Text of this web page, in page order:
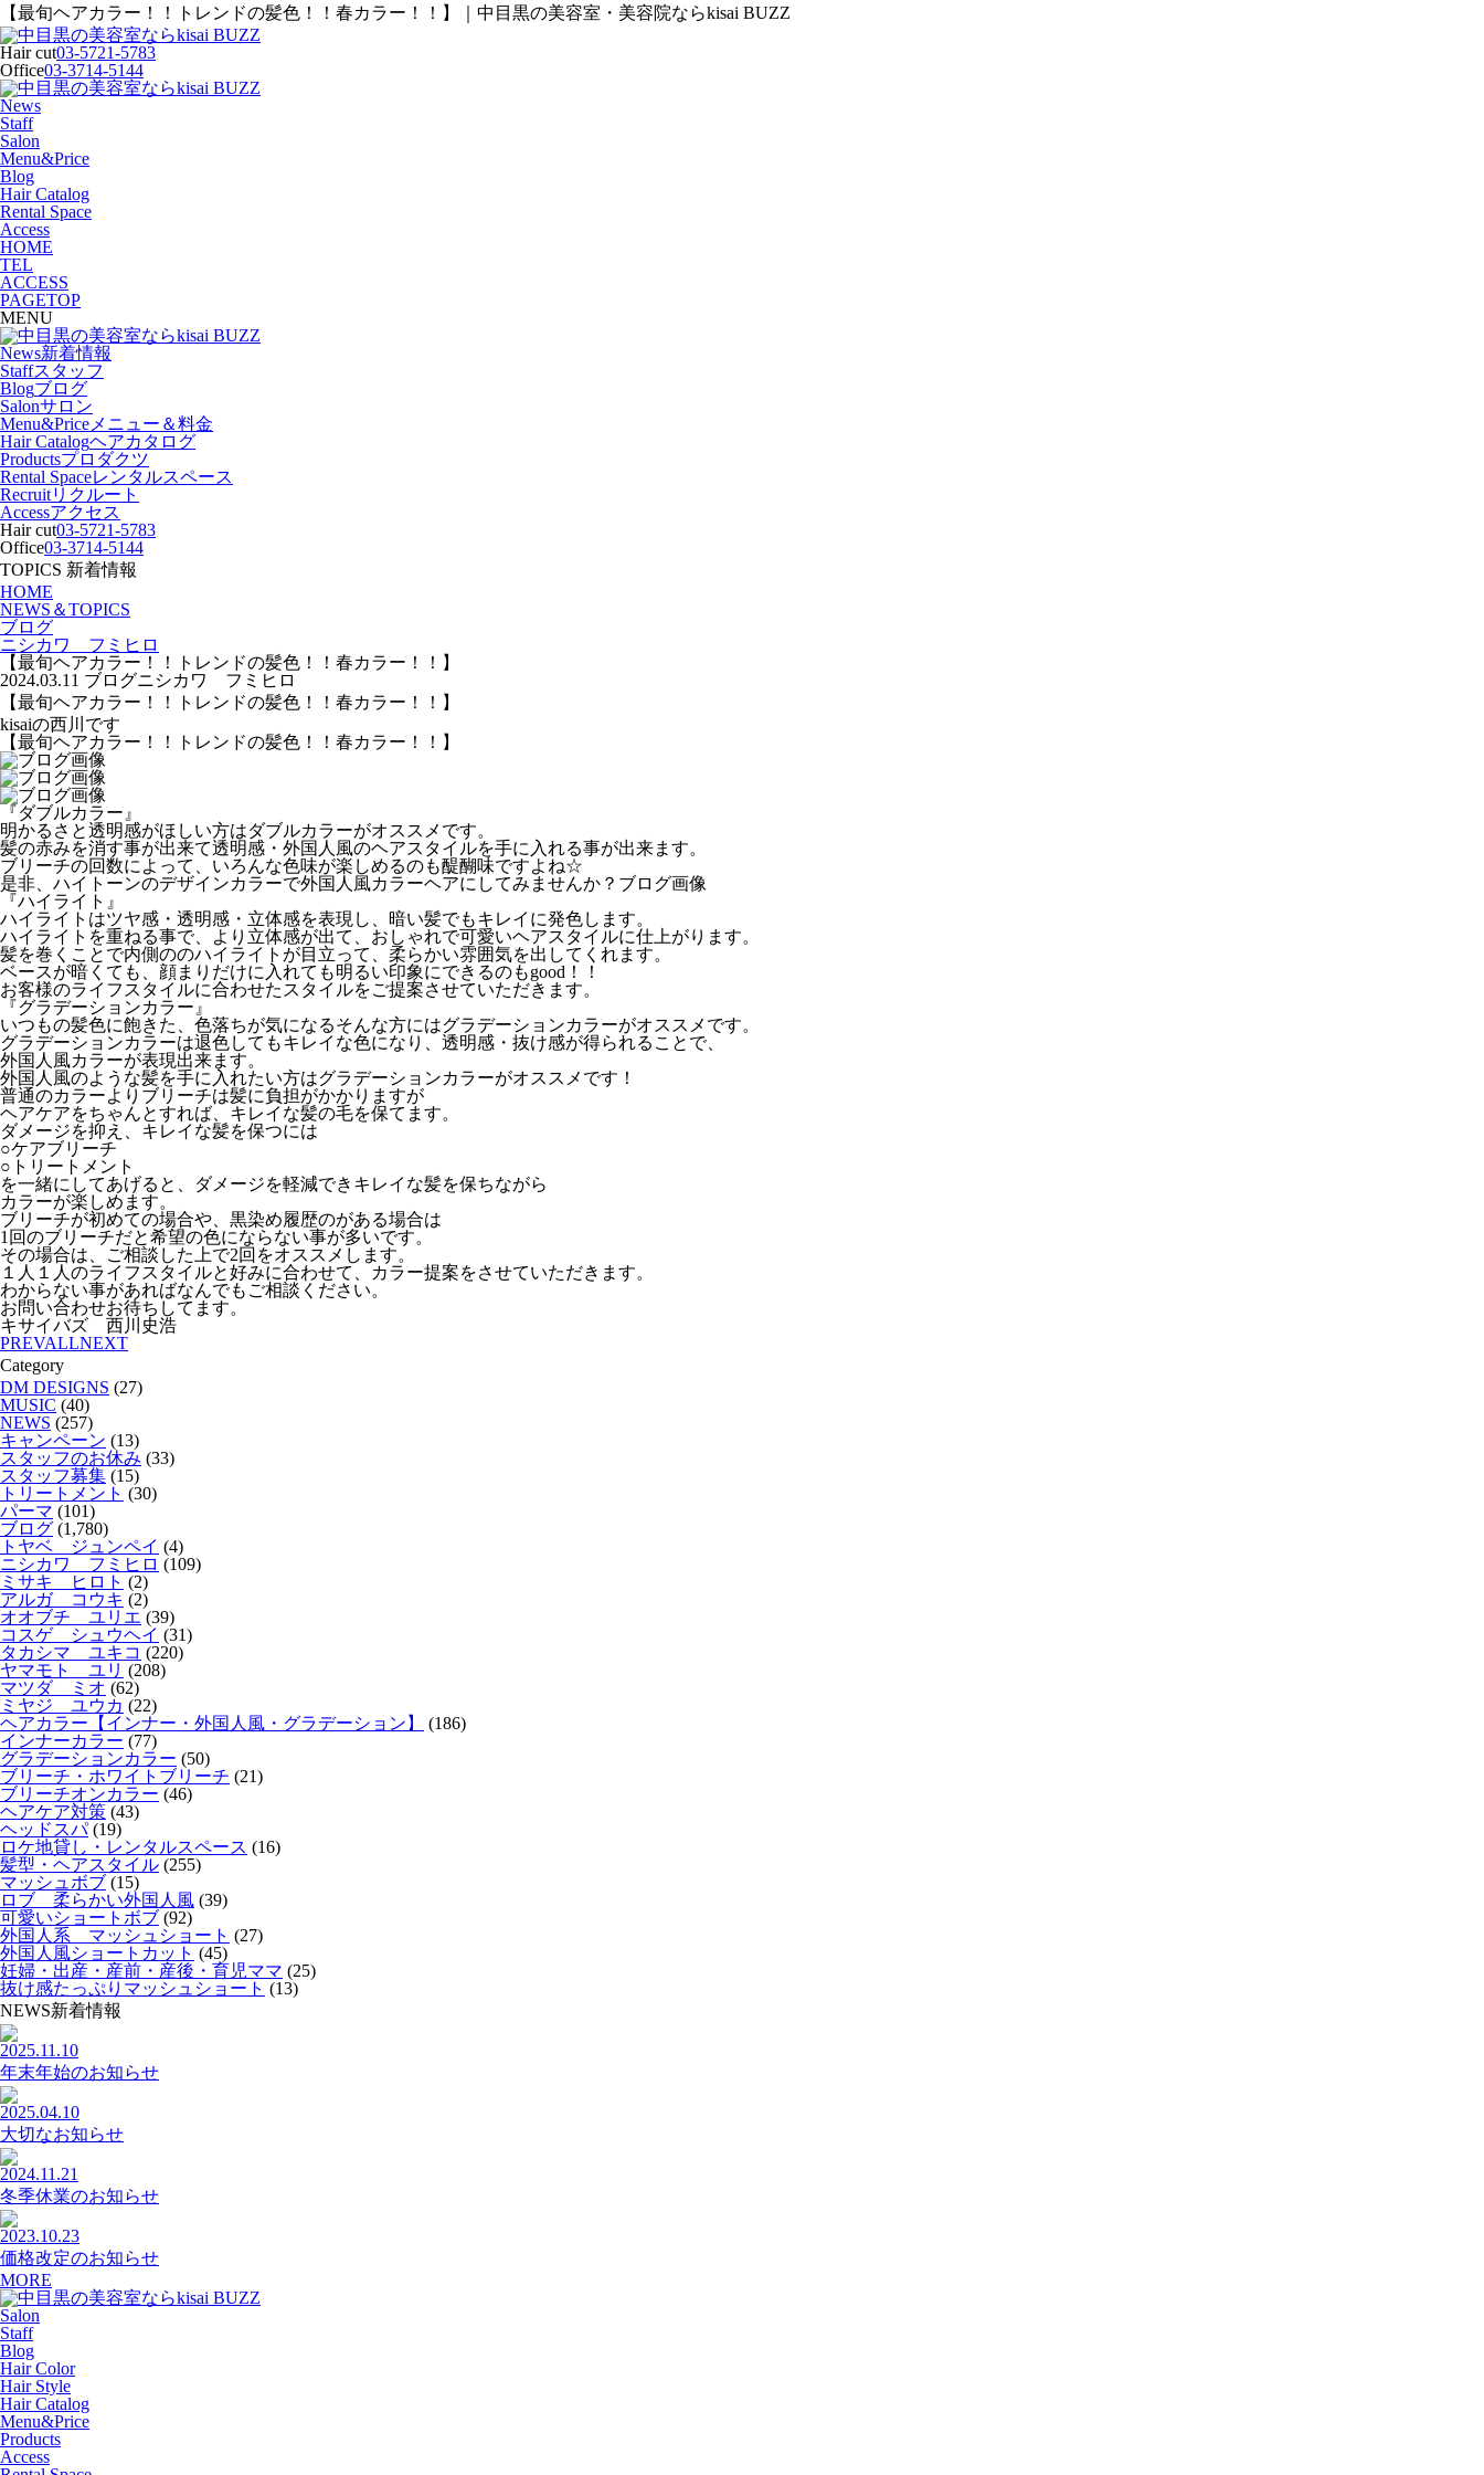
【最旬ヘアカラー！！トレンドの髪色！！春カラー！！】｜中目黒の美容室・美容院ならkisai BUZZ
Hair cut03-5721-5783
Office03-3714-5144
News
Staff
Salon
Menu&Price
Blog
Hair Catalog
Rental Space
Access
HOME
TEL
ACCESS
PAGETOP
MENU
News新着情報
Staffスタッフ
Blogブログ
Salonサロン
Menu&Price メニュー＆料金
Hair Catalogヘアカタログ
Productsプロダクツ
Rental Spaceレンタルスペース
Recruitリクルート
Accessアクセス
Hair cut03-5721-5783
Office03-3714-5144
TOPICS 新着情報
HOME
NEWS＆TOPICS
ブログ
ニシカワ フミヒロ
【最旬ヘアカラー！！トレンドの髪色！！春カラー！！】
2024.03.11 ブログニシカワ フミヒロ
【最旬ヘアカラー！！トレンドの髪色！！春カラー！！】
kisaiの西川です
【最旬ヘアカラー！！トレンドの髪色！！春カラー！！】
『ダブルカラー』
明かるさと透明感がほしい方はダブルカラーがオススメです。
髪の赤みを消す事が出来て透明感・外国人風のヘアスタイルを手に入れる事が出来ます。
ブリーチの回数によって、いろんな色味が楽しめるのも醍醐味ですよね☆
是非、ハイトーンのデザインカラーで外国人風カラーヘアにしてみませんか？ブログ画像
『ハイライト』
ハイライトはツヤ感・透明感・立体感を表現し、暗い髪でもキレイに発色します。
ハイライトを重ねる事で、より立体感が出て、おしゃれで可愛いヘアスタイルに仕上がります。
髪を巻くことで内側ののハイライトが目立って、柔らかい雰囲気を出してくれます。
ベースが暗くても、顔まりだけに入れても明るい印象にできるのもgood！！
お客様のライフスタイルに合わせたスタイルをご提案させていただきます。
『グラデーションカラー』
いつもの髪色に飽きた、色落ちが気になるそんな方にはグラデーションカラーがオススメです。
グラデーションカラーは退色してもキレイな色になり、透明感・抜け感が得られることで、
外国人風カラーが表現出来ます。
外国人風のような髪を手に入れたい方はグラデーションカラーがオススメです！
普通のカラーよりブリーチは髪に負担がかかりますが
ヘアケアをちゃんとすれば、キレイな髪の毛を保てます。
ダメージを抑え、キレイな髪を保つには
○ケアブリーチ
○トリートメント
を一緒にしてあげると、ダメージを軽減できキレイな髪を保ちながら
カラーが楽しめます。
ブリーチが初めての場合や、黒染め履歴のがある場合は
1回のブリーチだと希望の色にならない事が多いです。
その場合は、ご相談した上で2回をオススメします。
１人１人のライフスタイルと好みに合わせて、カラー提案をさせていただきます。
わからない事があればなんでもご相談ください。
お問い合わせお待ちしてます。
キサイバズ 西川史浩
PREVALLNEXT
Category
DM DESIGNS (27)
MUSIC (40)
NEWS (257)
キャンペーン (13)
スタッフのお休み (33)
スタッフ募集 (15)
トリートメント (30)
パーマ (101)
ブログ (1,780)
トヤベ ジュンペイ (4)
ニシカワ フミヒロ (109)
ミサキ ヒロト (2)
アルガ コウキ (2)
オオブチ ユリエ (39)
コスゲ シュウヘイ (31)
タカシマ ユキコ (220)
ヤマモト ユリ (208)
マツダ ミオ (62)
ミヤジ ユウカ (22)
ヘアカラー【インナー・外国人風・グラデーション】
(186)
インナーカラー (77)
グラデーションカラー (50)
ブリーチ・ホワイトブリーチ (21)
ブリーチオンカラー (46)
ヘアケア対策 (43)
ヘッドスパ(19)
ロケ地貸し・レンタルスペース (16)
髪型・ヘアスタイル (255)
マッシュボブ (15)
ロブ 柔らかい外国人風 (39)
可愛いショートボブ (92)
外国人系 マッシュショート (27)
外国人風ショートカット (45)
妊婦・出産・産前・産後・育児ママ (25)
抜け感たっぷりマッシュショート (13)
NEWS新着情報
2025.11.10
年末年始のお知らせ
2025.04.10
大切なお知らせ
2024.11.21
冬季休業のお知らせ
2023.10.23
価格改定のお知らせ
MORE
Salon
Staff
Blog
Hair Color
Hair Style
Hair Catalog
Menu&Price
Products
Access